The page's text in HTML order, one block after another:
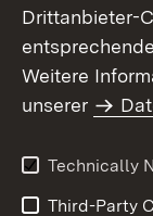
Site Map
Imprint
Drittanbieter-
Weitere
unserer
Technically
Third-Party